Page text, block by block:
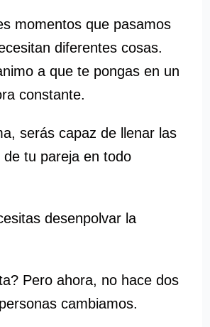
momentos que pasamos
diferentes cosas.
a que te pongas en un
constante.
serás capaz de llenar las
de tu pareja en todo
desenpolvar la
Pero ahora, no hace dos
cambiamos.